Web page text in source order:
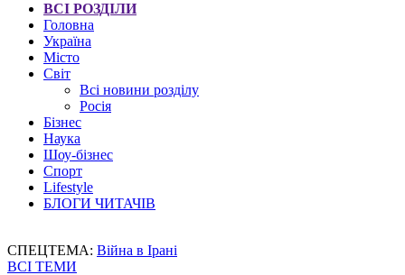
ВСІ РОЗДІЛИ
Головна
Україна
Місто
Світ
Всі новини розділу
Росія
Бізнес
Наука
Шоу-бізнес
Спорт
Lifestyle
БЛОГИ ЧИТАЧІВ
СПЕЦТЕМА: Війна в Ірані
ВСІ ТЕМИ